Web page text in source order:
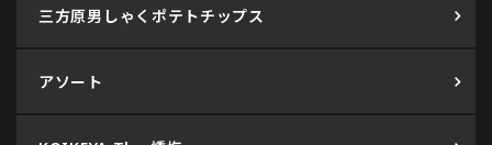
三方原男しゃくポテトチップス
アソート